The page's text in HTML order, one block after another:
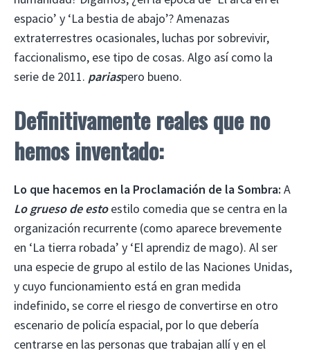
espacio’ y ‘La bestia de abajo’? Amenazas
extraterrestres ocasionales, luchas por sobrevivir,
faccionalismo, ese tipo de cosas. Algo así como la
serie de 2011. pariaspero bueno.
Definitivamente reales que no
hemos inventado:
Lo que hacemos en la Proclamación de la Sombra: A
Lo grueso de estoestilo comedia que se centra en la
organización recurrente (como aparece brevemente
en ‘La tierra robada’ y ‘El aprendiz de mago). Al ser
una especie de grupo al estilo de las Naciones Unidas,
y cuyo funcionamiento está en gran medida
indefinido, se corre el riesgo de convertirse en otro
escenario de policía espacial, por lo que debería
centrarse en las personas que trabajan allí y en el